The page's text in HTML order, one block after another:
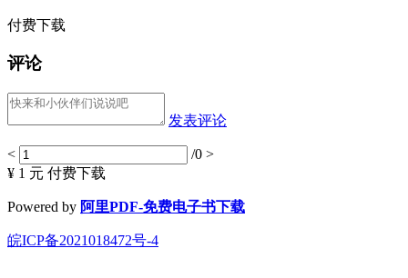
付费下载
评论
发表评论
< /0 >
¥ 1 元 付费下载
Powered by 阿里PDF-免费电子书下载
皖ICP备2021018472号-4